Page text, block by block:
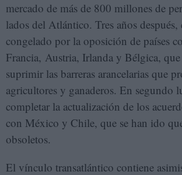
mercado de más de 800 millones de
lados del Atlántico. Tres años después,
congelado por la oposición de países
Francia, Austria, Irlanda y Bélgica, que
suprimir las barreras arancelarias que
agricultores y ganaderos. En segundo
completar la actualización de los
con México y Chile, que se han ido
obsoletos.
El vínculo transatlántico contiene